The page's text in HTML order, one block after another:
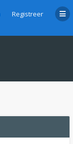
Registreer